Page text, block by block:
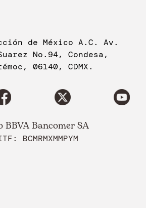
de México A.C. Av.
No.94, Condesa,
06140, CDMX.
BBVA Bancomer SA
BCMRMXMMPYM